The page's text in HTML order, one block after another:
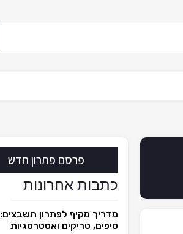
פרסם פתרון חדש
כתבות אחרונות
מדריך מקיף לפתרון תשבצים:
טיפים, טריקים ואסטרטגיות